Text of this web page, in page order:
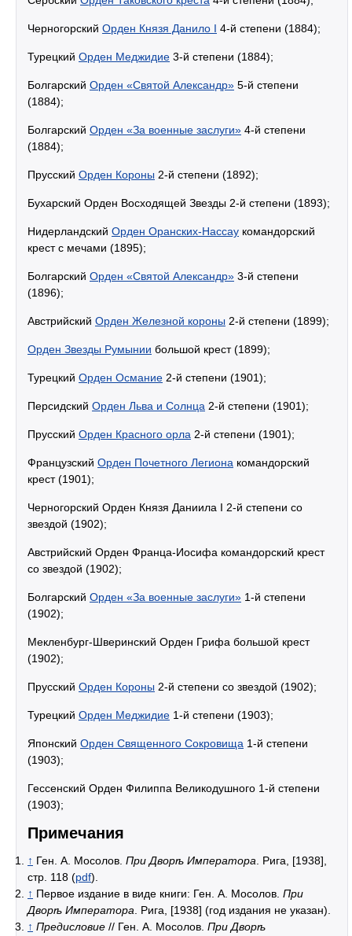
Черногорский Орден Князя Данило I 4-й степени (1884);
Турецкий Орден Меджидие 3-й степени (1884);
Болгарский Орден «Святой Александр» 5-й степени
(1884);
Болгарский Орден «За военные заслуги» 4-й степени
(1884);
Прусский Орден Короны 2-й степени (1892);
Бухарский Орден Восходящей Звезды 2-й степени (1893);
Нидерландский Орден Оранских-Нассау командорский
крест с мечами (1895);
Болгарский Орден «Святой Александр» 3-й степени
(1896);
Австрийский Орден Железной короны 2-й степени (1899);
Орден Звезды Румынии большой крест (1899);
Турецкий Орден Османие 2-й степени (1901);
Персидский Орден Льва и Солнца 2-й степени (1901);
Прусский Орден Красного орла 2-й степени (1901);
Французский Орден Почетного Легиона командорский
крест (1901);
Черногорский Орден Князя Даниила I 2-й степени со
звездой (1902);
Австрийский Орден Франца-Иосифа командорский крест
со звездой (1902);
Болгарский Орден «За военные заслуги» 1-й степени
(1902);
Мекленбург-Шверинский Орден Грифа большой крест
(1902);
Прусский Орден Короны 2-й степени со звездой (1902);
Турецкий Орден Меджидие 1-й степени (1903);
Японский Орден Священного Сокровища 1-й степени
(1903);
Гессенский Орден Филиппа Великодушного 1-й степени
(1903);
Примечания
↑ Ген. А. Мосолов. При Дворѣ Императора. Рига, [1938],
стр. 118 (pdf).
↑ Первое издание в виде книги: Ген. А. Мосолов. При
Дворѣ Императора. Рига, [1938] (год издания не указан).
↑ Предисловие // Ген. А. Мосолов. При Дворѣ